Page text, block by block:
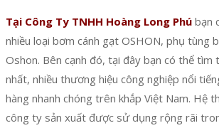
Tại Công Ty TNHH Hoàng Long Phú bạn
nhiều loại bơm cánh gạt OSHON, phụ tùng
Oshon. Bên cạnh đó, tại đây bạn có thể tìm
nhất, nhiều thương hiệu công nghiệp nổi
hàng nhanh chóng trên khắp Việt Nam. Hệ
công ty sản xuất được sử dụng rộng rãi